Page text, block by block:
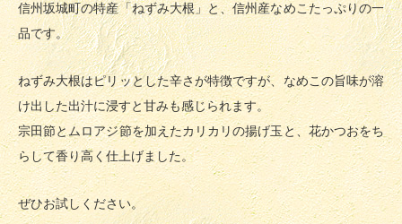
信州坂城町の特産「ねずみ大根」と、信州産なめこたっぷりの一
品です。
ねずみ大根はピリッとした辛さが特徴ですが、なめこの旨味が溶
け出した出汁に浸すと甘みも感じられます。
宗田節とムロアジ節を加えたカリカリの揚げ玉と、花かつおをち
らして香り高く仕上げました。
ぜひお試しください。